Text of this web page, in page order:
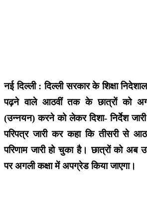
नई दिल्ली : दिल्ली सरकार के शिक्षा
पढ़ने वाले आठवीं तक के छात्रों को
(उन्नयन) करने को लेकर दिशा- निर्देश
परिपत्र जारी कर कहा कि तीसरी से
परिणाम जारी हो चुका है। छात्रों को
पर अगली कक्षा में अपग्रेड किया जाएगा।